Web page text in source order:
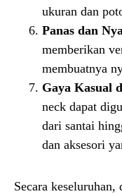
ukuran dan
Panas dan
memberikan
membuatnya
Gaya Kasual
neck dapat
dari santai
dan aksesori
Secara